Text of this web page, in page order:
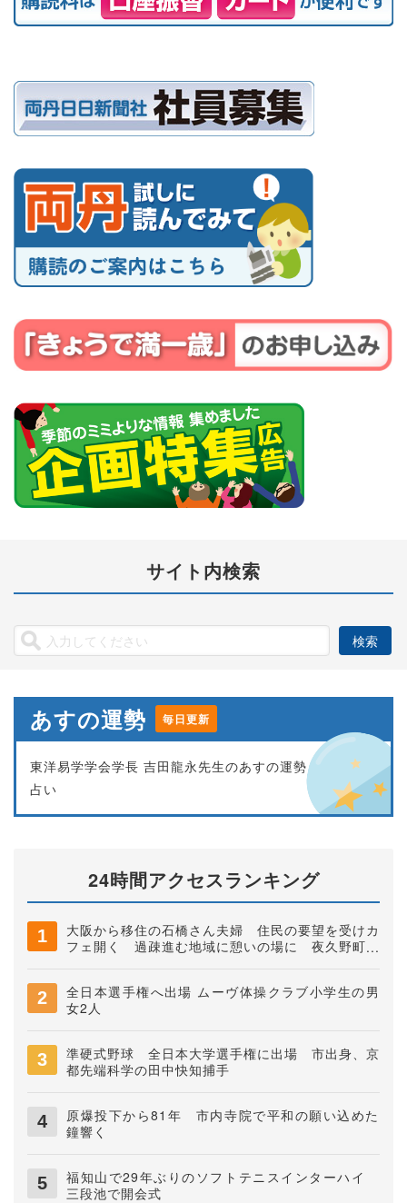
サイト内検索
あすの運勢 毎日更新
東洋易学学会学長 吉田龍永先生のあすの運勢
占い
24時間アクセスランキング
大阪から移住の石橋さん夫婦 住民の要望を受けカ
フェ開く 過疎進む地域に憩いの場に 夜久野町稲
全日本選手権へ出場 ムーヴ体操クラブ小学生の男
女2人
準硬式野球 全日本大学選手権に出場 市出身、京
都先端科学の田中快知捕手
原爆投下から81年 市内寺院で平和の願い込めた
鐘響く
福知山で29年ぶりのソフトテニスインターハイ
三段池で開会式